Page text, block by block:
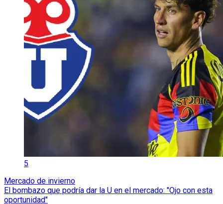
5
Mercado de invierno
El bombazo que podría dar la U en el mercado: "Ojo con esta
oportunidad"